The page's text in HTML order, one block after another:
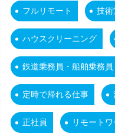
フルリモート 技術
ハウスクリーニング
鉄道乗務員・船舶乗務員
定時で帰れる仕事
正社員 リモート